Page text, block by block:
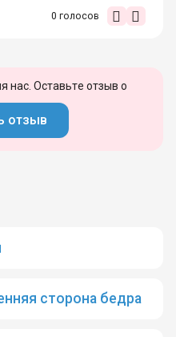
0 голосов
нас. Оставьте отзыв о
отзыв
сторона бедра